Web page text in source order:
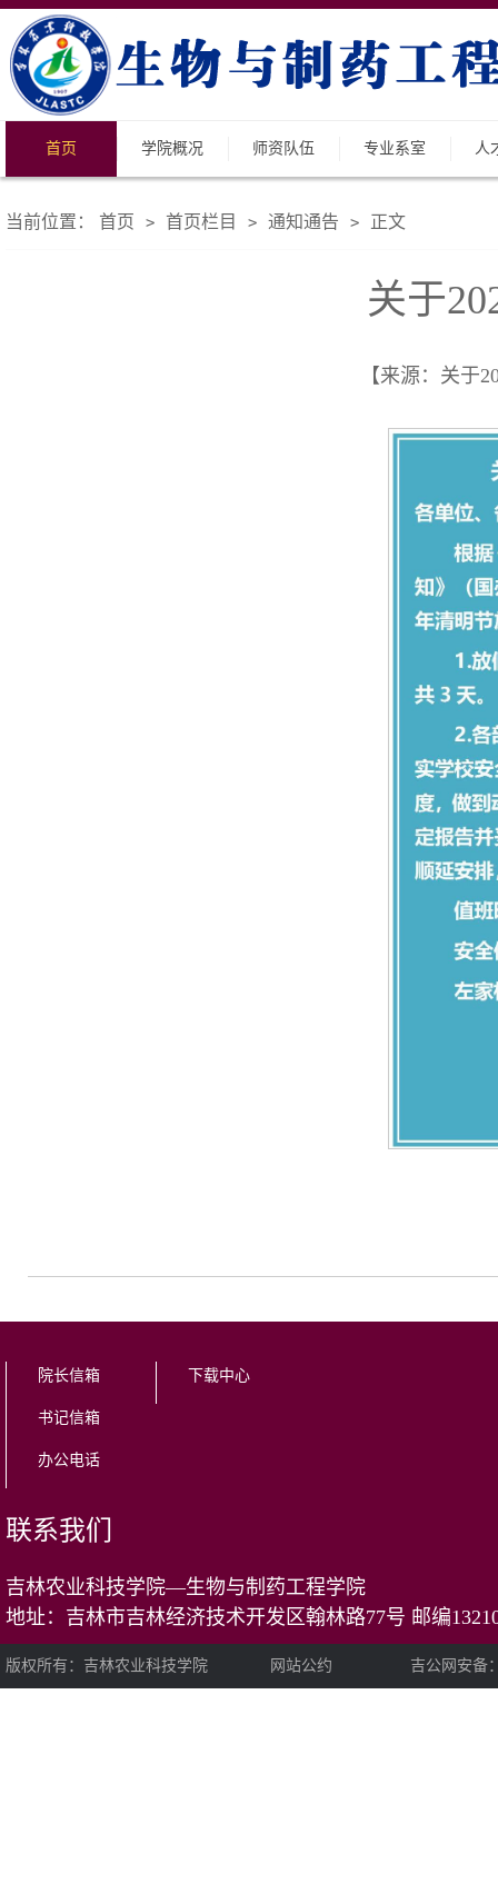
首页 学院概况 师资队伍 专业系室 人
当前位置： 首页 > 首页栏目 > 通知通告 > 正文
关于
【来源：关于
院长信箱
书记信箱
办公电话
下载中心
联系我们
吉林农业科技学院—生物与制药工程学院
地址：吉林市吉林经济技术开发区翰林路77号 邮编
版权所有：吉林农业科技学院 网站公约 吉公网安备：